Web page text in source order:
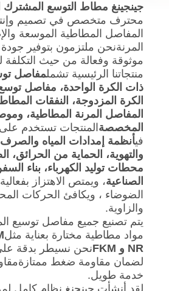
أخبار
اطلب
اقتباس
خريطة
الموقع
سياسة
الخصوصية
جينجينغ مطاط التوسع المشترك
محترف متخصص في تصميم
المفاصل المطاطية الموسعة
المرنةنحن ملتزمون بتوفير
موثوقة وفعالة من حيث التكلفة
منتجاتنا الرئيسية تشملمفاصل
ذات الكرة الواحدة، مفاصل
الكرة المزدوجة، النفقات
المفاصل المرنة المطاطية،
المخصصة المنتجات تستخدم
فيأنظمة إمدادات المياه
والتهوية، الحماية من الحرائق،
محطات توليد الكهرباء، بناء
الصناعية، ويمتص الاهتزاز
الضوضاء ، ويكافئ الحركات
والزاوية.
يتم تصنيع جميع مفاصل توسيع
مواد مطاطية مختارة بعناية مثل
NR و FKM
نحن نسيطر بدقة
لضمان مقاومة ضغط
خدمة طويل.